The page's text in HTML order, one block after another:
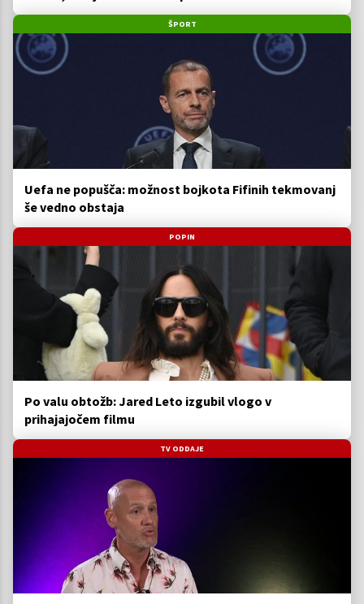
ŠPORT
Uefa ne popušča: možnost bojkota Fifinih tekmovanj
še vedno obstaja
POPIN
Po valu obtožb: Jared Leto izgubil vlogo v
prihajajočem filmu
TV ODDAJE